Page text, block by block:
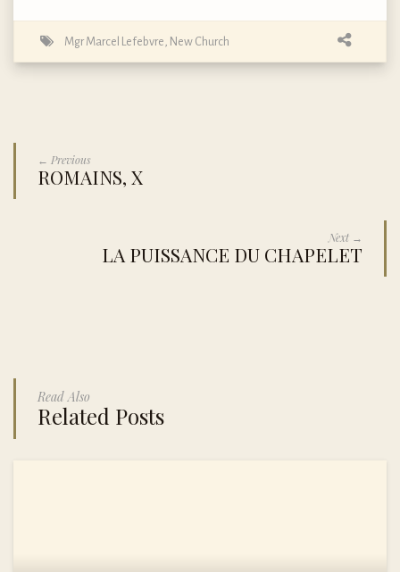
Mgr Marcel Lefebvre New Church
← Previous
ROMAINS, X
Next →
LA PUISSANCE DU CHAPELET
Read Also
Related Posts